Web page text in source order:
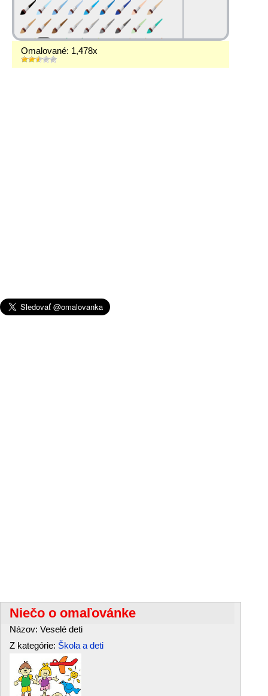
Omalované: 1,478x
Niečo o omaľovánke
Názov: Veselé deti
Z kategórie: Škola a deti